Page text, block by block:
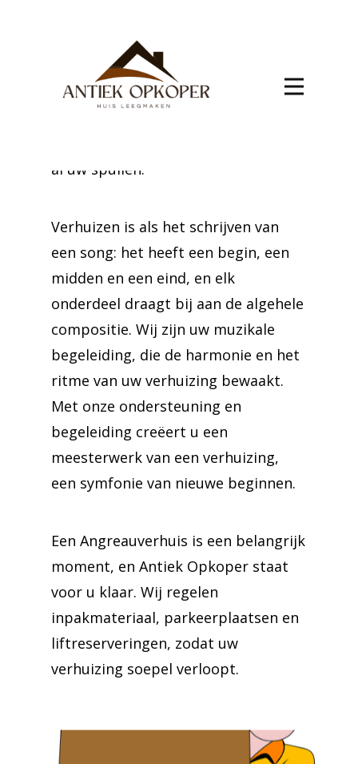
Zet de grote stap naar Angreau met
vertrouwen, dankzij onze ervaren
al uw spullen.
Verhuizen is als het schrijven van
een song: het heeft een begin, een
midden en een eind, en elk
onderdeel draagt bij aan de algehele
compositie. Wij zijn uw muzikale
begeleiding, die de harmonie en het
ritme van uw verhuizing bewaakt.
Met onze ondersteuning en
begeleiding creëert u een
meesterwerk van een verhuizing,
een symfonie van nieuwe beginnen.
Een Angreauverhuis is een belangrijk
moment, en Antiek Opkoper staat
voor u klaar. Wij regelen
inpakmateriaal, parkeerplaatsen en
liftreserveringen, zodat uw
verhuizing soepel verloopt.